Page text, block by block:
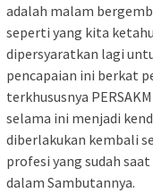
adalah malam
seperti yang kita
dipersyaratkan lagi
pencapaian ini berkat
terkhususnya
selama ini menjadi
diberlakukan kembali
profesi yang sudah
dalam Sambutannya.